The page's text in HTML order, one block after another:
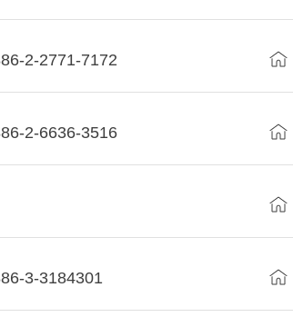
2-2771-7172
2-6636-3516
3-3184301